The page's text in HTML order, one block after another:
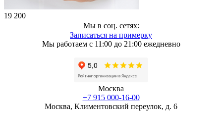
19 200
Мы в соц. сетях:
Записаться на примерку
Мы работаем с 11:00 до 21:00 ежедневно
Москва
+7 915 000-16-00
Москва, Климентовский переулок, д. 6